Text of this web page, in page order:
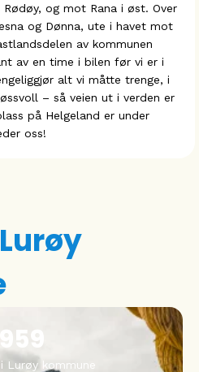
og mot Rana i øst. Over
og Dønna, ute i havet mot
av kommunen
av en time i bilen før vi er i
alt vi måtte trenge, i
– så veien ut i verden er
på Helgeland er under
oss!
i Lurøy kommune